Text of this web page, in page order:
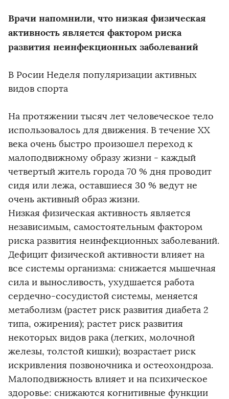
Врачи напомнили, что низкая физическая
активность является фактором риска
развития неинфекционных заболеваний
В Росии Неделя популяризации активных
видов спорта
На протяжении тысяч лет человеческое тело
использовалось для движения. В течение ХХ
века очень быстро произошел переход к
малоподвижному образу жизни - каждый
четвертый житель города 70 % дня проводит
сидя или лежа, оставшиеся 30 % ведут не
очень активный образ жизни.
Низкая физическая активность является
независимым, самостоятельным фактором
риска развития неинфекционных заболеваний.
Дефицит физической активности влияет на
все системы организма: снижается мышечная
сила и выносливость, ухудшается работа
сердечно-сосудистой системы, меняется
метаболизм (растет риск развития диабета 2
типа, ожирения); растет риск развития
некоторых видов рака (легких, молочной
железы, толстой кишки); возрастает риск
искривления позвоночника и остеохондроза.
Малоподвижность влияет и на психическое
здоровье: снижаются когнитивные функции